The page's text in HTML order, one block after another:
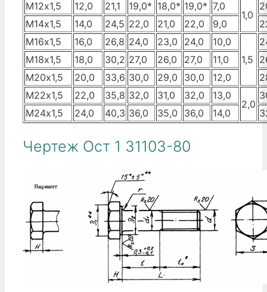
М12х1,5 12,0 21,1 19,0* 18,0* 19,0* 7,0
1,0
М14х1,5
14,0 24,5 22,0 21,0 22,0 9,0
М16х1,5
16,0 26,8 24,0 23,0 24,0
10,0
1,5
М18х1,5
18,0 30,2 27,0 26,0 27,0 11,0
М20х1,5
20,0 33,6 30,0 29,0 30,0 12,0
М22х1,5
22,0 35,8 32,0 31,0 32,0 13,0
2,0
М24х1,5
24,0 40,3 36,0 35,0 36,0 14,0
Чертеж Ост 1 31103-80